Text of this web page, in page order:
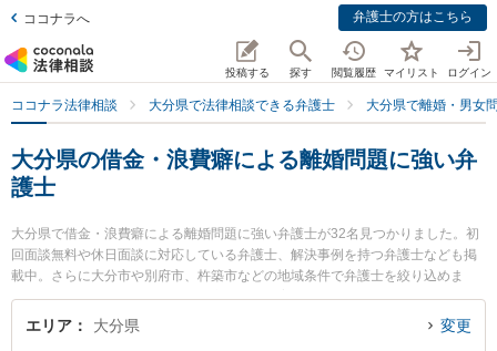
ココナラへ 弁護士の方はこちら
投稿する 探す 閲覧履歴 マイリスト ログイン
ココナラ法律相談 大分県で法律相談できる弁護士 大分県で離婚・男女
大分県の借金・浪費癖による離婚問題に強い弁
護士
大分県で借金・浪費癖による離婚問題に強い弁護士が32名見つかりました。初
回面談無料や休日面談に対応している弁護士、解決事例を持つ弁護士なども掲
載中。さらに大分市や別府市、杵築市などの地域条件で弁護士を絞り込めま
す。離婚・男女問題に関係する財産分与や養育費、親権等の細かな分野での絞
り込み検索もでき便利です。特に園田大吾法律事務所の園田 大吾弁護士や弁護
エリア 大分県 変更